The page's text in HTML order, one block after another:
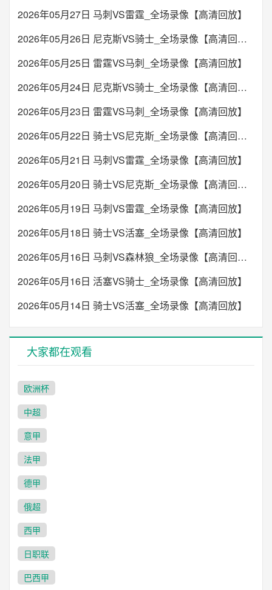
2026年05月27日 马刺VS雷霆_全场录像【高清回放】
2026年05月26日 尼克斯VS骑士_全场录像【高清回放】
2026年05月25日 雷霆VS马刺_全场录像【高清回放】
2026年05月24日 尼克斯VS骑士_全场录像【高清回放】
2026年05月23日 雷霆VS马刺_全场录像【高清回放】
2026年05月22日 骑士VS尼克斯_全场录像【高清回放】
2026年05月21日 马刺VS雷霆_全场录像【高清回放】
2026年05月20日 骑士VS尼克斯_全场录像【高清回放】
2026年05月19日 马刺VS雷霆_全场录像【高清回放】
2026年05月18日 骑士VS活塞_全场录像【高清回放】
2026年05月16日 马刺VS森林狼_全场录像【高清回放】
2026年05月16日 活塞VS骑士_全场录像【高清回放】
2026年05月14日 骑士VS活塞_全场录像【高清回放】
大家都在观看
欧洲杯
中超
意甲
法甲
德甲
俄超
西甲
日职联
巴西甲